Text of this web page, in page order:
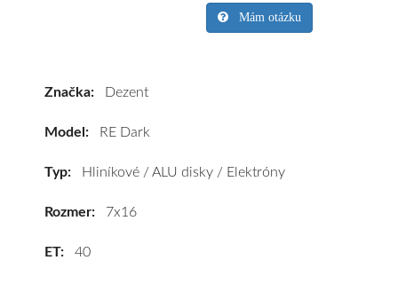
ET40
za
Mám otázku
Značka: Dezent
Model: RE Dark
Typ: Hliníkové / ALU disky / Elektróny
Rozmer: 7x16
ET: 40